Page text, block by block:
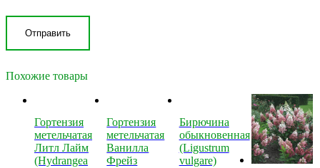
Похожие товары
Гортензия
метельчатая
Литл Лайм
(Hydrangea
Гортензия
метельчатая
Ванилла
Фрейз
Бирючина
обыкновенная
(Ligustrum
vulgare)